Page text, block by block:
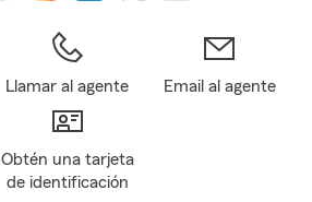
Llamar al agente Email al agente
Obtén una tarjeta
de identificación